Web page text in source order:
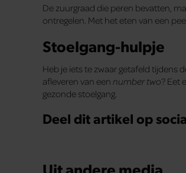
De zuurgraad die peren bevatten,
ontregelen. Met het eten van een
Stoelgang-hulpje
Heb je iets te zwaar getafeld tijdens
afleveren van een number two? Eet
gezonde stoelgang.
Deel dit artikel op